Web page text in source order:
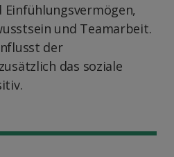
Einfühlungsvermögen,
und Teamarbeit.
der
das soziale